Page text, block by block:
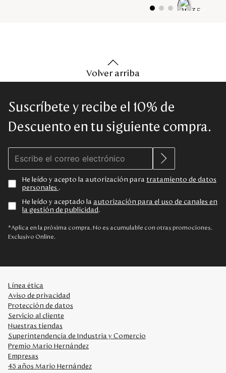
Volver arriba
Suscríbete y recibe el 10% de
Descuento en tu siguiente compra.
He leído y acepto la autorización para tratamiento de datos
personales .
He leído y aceptado la autorización para el uso de canales en
la gestión de publicidad .
*Aplica en la próxima compra. No es acumulable con otras promociones.
Exclusivo Online.
Línea ética
Aviso de privacidad
Protección de datos
Servicio al cliente
Nuestras tiendas
Superintendencia de Industria y Comercio
Premio Mario Hernández
Empresas
45 años Mario Hernández